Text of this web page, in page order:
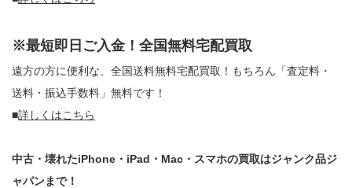
※最短即日ご入金！全国無料宅配買取
遠方の方に便利な、全国送料無料宅配買取！もちろん「査定料・
送料・振込手数料」無料です！
■詳しくはこちら
中古・壊れたiPhone・iPad・Mac・スマホの買取はジャンク品ジ
ャパンまで！